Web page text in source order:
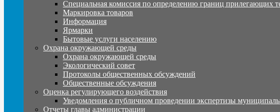
Специальная комиссия по определению границ прилегающих
Маркировка товаров
Информация
Ярмарки
Бытовые услуги населению
Охрана окружающей среды
Охрана окружающей среды
Экологический совет
Протоколы общественных обсуждений
Общественные обсуждения
Оценка регулирующего воздействия
Уведомления о публичном проведении экспертизы
Отчеты главы администрации